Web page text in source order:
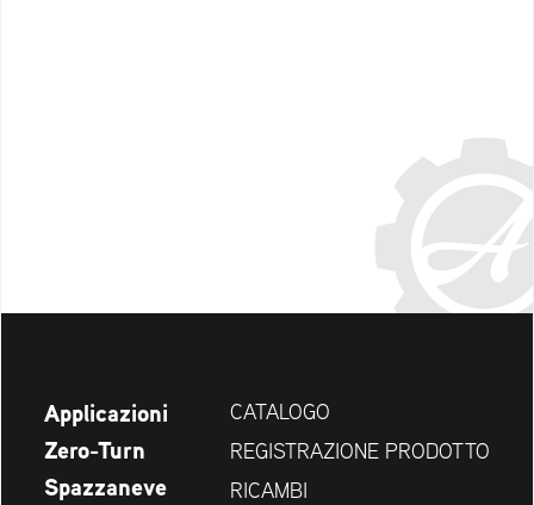
Applicazioni
Zero-Turn
Spazzaneve
CATALOGO
REGISTRAZIONE PRODOTTO
RICAMBI